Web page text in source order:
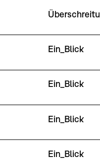
Ein_Blick
Ein_Blick
Ein_Blick
Ein_Blick